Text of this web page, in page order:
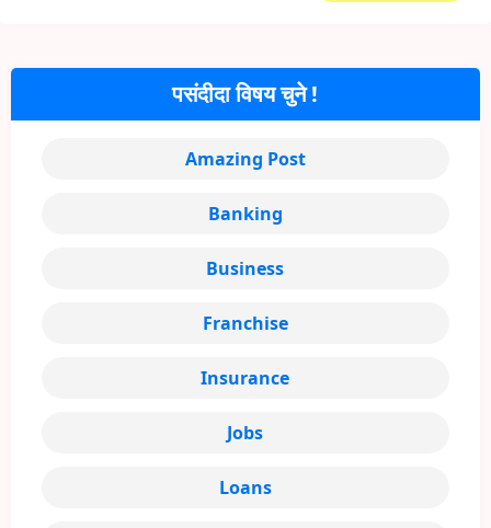
पसंदीदा विषय चुने !
Amazing Post
Banking
Business
Franchise
Insurance
Jobs
Loans